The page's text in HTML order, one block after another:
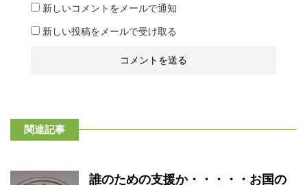
新しいコメントをメールで通知
新しい投稿をメールで受け取る
関連記事
誰のための支援か・・・・・お国の